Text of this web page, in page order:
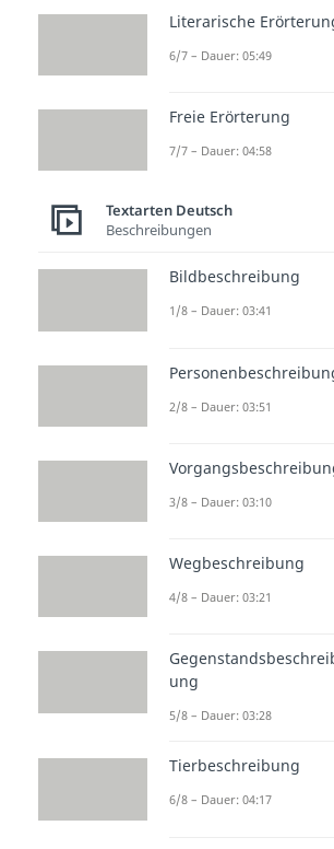
Oma —
zur
DerGeburtstag
ganz besonderer
nur eine liebevolle
durchs Leben,
diesen Tag
dürfen die
Damit du deiner
haben wir dir hier
schönsten
„Liebe Oma,
dir nur das
unser größter
sind dankbar
Literarische
6/7 – Dauer: 05:49
Freie Erörterung
7/7 – Dauer: 04:58
Textarten Deutsch
Beschreibungen
Bildbeschreibung
1/8 – Dauer: 03:41
2/8 – Dauer: 03:51
3/8 – Dauer: 03:10
Wegbeschreibung
4/8 – Dauer: 03:21
ung
5/8 – Dauer: 03:28
Tierbeschreibung
6/8 – Dauer: 04:17